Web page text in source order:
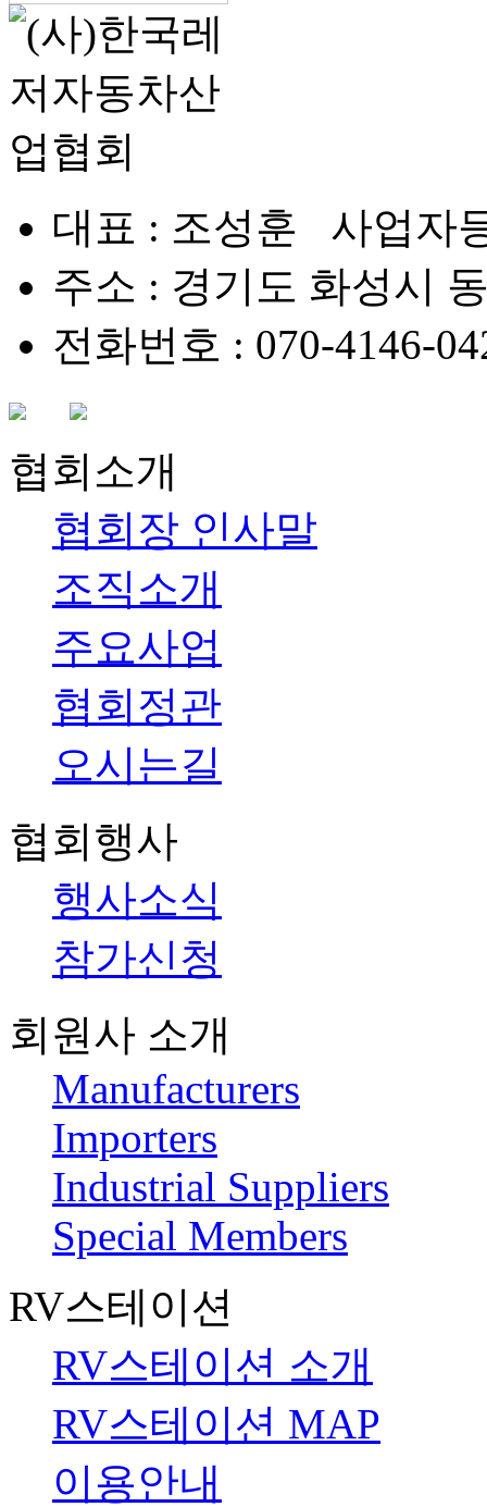
대표 : 조성훈 사업자
주소 : 경기도 화성시
전화번호 : 070-4146-
협회소개
협회장 인사말
조직소개
주요사업
협회정관
오시는길
협회행사
행사소식
참가신청
회원사 소개
Manufacturers
Importers
Industrial Suppliers
Special Members
RV스테이션
RV스테이션 소개
RV스테이션 MAP
이용안내